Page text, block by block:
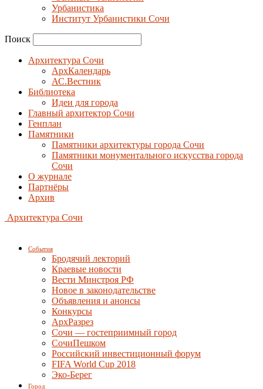
Урбанистика
Институт Урбанистики Сочи
Поиск
Архитектура Сочи
АрхКалендарь
АС.Вестник
Библиотека
Идеи для города
Главный архитектор Сочи
Генплан
Памятники
Памятники архитектуры города Сочи
Памятники монументального искусства города
Сочи
О журнале
Партнёры
Архив
Архитектура Сочи
События
Бродячий лекторий
Краевые новости
Вести Минстроя РФ
Новое в законодательстве
Объявления и анонсы
Конкурсы
АрхРазрез
Сочи — гостеприимный город
СочиПешком
Российский инвестиционный форум
FIFA World Cup 2018
Эко-Берег
Город